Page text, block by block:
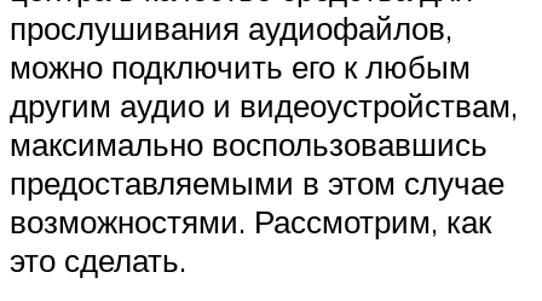
прослушивания аудиофайлов,
можно подключить его к любым
другим аудио и видеоустройствам,
максимально воспользовавшись
предоставляемыми в этом случае
возможностями. Рассмотрим, как
это сделать.